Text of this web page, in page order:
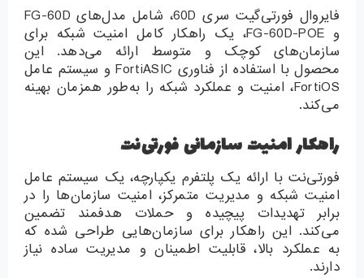
فایروال فورتی‌گیت سری 60D، شامل مدل‌های FG-60D
و FG-60D-POE، یک راهکار کامل امنیت شبکه برای
سازمان‌های کوچک و متوسط ارائه می‌دهد. این
محصول با استفاده از فناوری FortiASIC و سیستم عامل
FortiOS، امنیت و عملکرد شبکه را به‌طور همزمان بهینه
می‌کند.
راهکار امنیت سازمانی فورتی‌نت
فورتی‌نت با ارائه یک پلتفرم یکپارچه، یک سیستم عامل
امنیت شبکه و مدیریت متمرکز، امنیت سازمان‌ها را در
برابر تهدیدات پیچیده و حملات هدفمند تضمین
می‌کند. این راهکار برای سازمان‌هایی طراحی شده که
به عملکرد بالا، قابلیت اطمینان و مدیریت ساده نیاز
دارند.